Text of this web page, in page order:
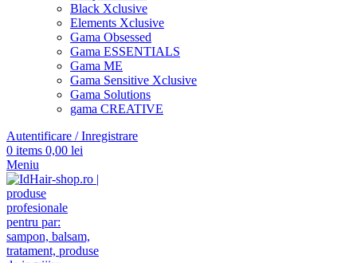
Black Xclusive
Elements Xclusive
Gama Obsessed
Gama ESSENTIALS
Gama ME
Gama Sensitive Xclusive
Gama Solutions
gama CREATIVE
Autentificare / Inregistrare
0 items 0,00 lei
Meniu